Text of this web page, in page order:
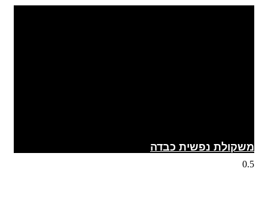
משקולת נפשית כבדה